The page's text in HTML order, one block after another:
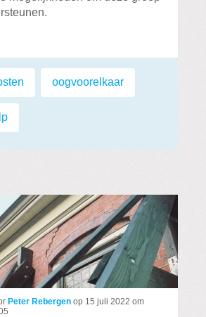
oogvoorelkaar
Peter Rebergen op 15 juli 2022 om